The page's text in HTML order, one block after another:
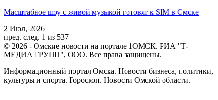
Масштабное шоу с живой музыкой готовят к SIM в Омске
2 Июл, 2026
пред. след. 1 из 537
© 2026 - Омские новости на портале 1ОМСК. РИА "Т-
МЕДИА ГРУПП", ООО. Все права защищены.
Информационный портал Омска. Новости бизнеса, политики,
культуры и спорта. Гороскоп. Новости Омской области.